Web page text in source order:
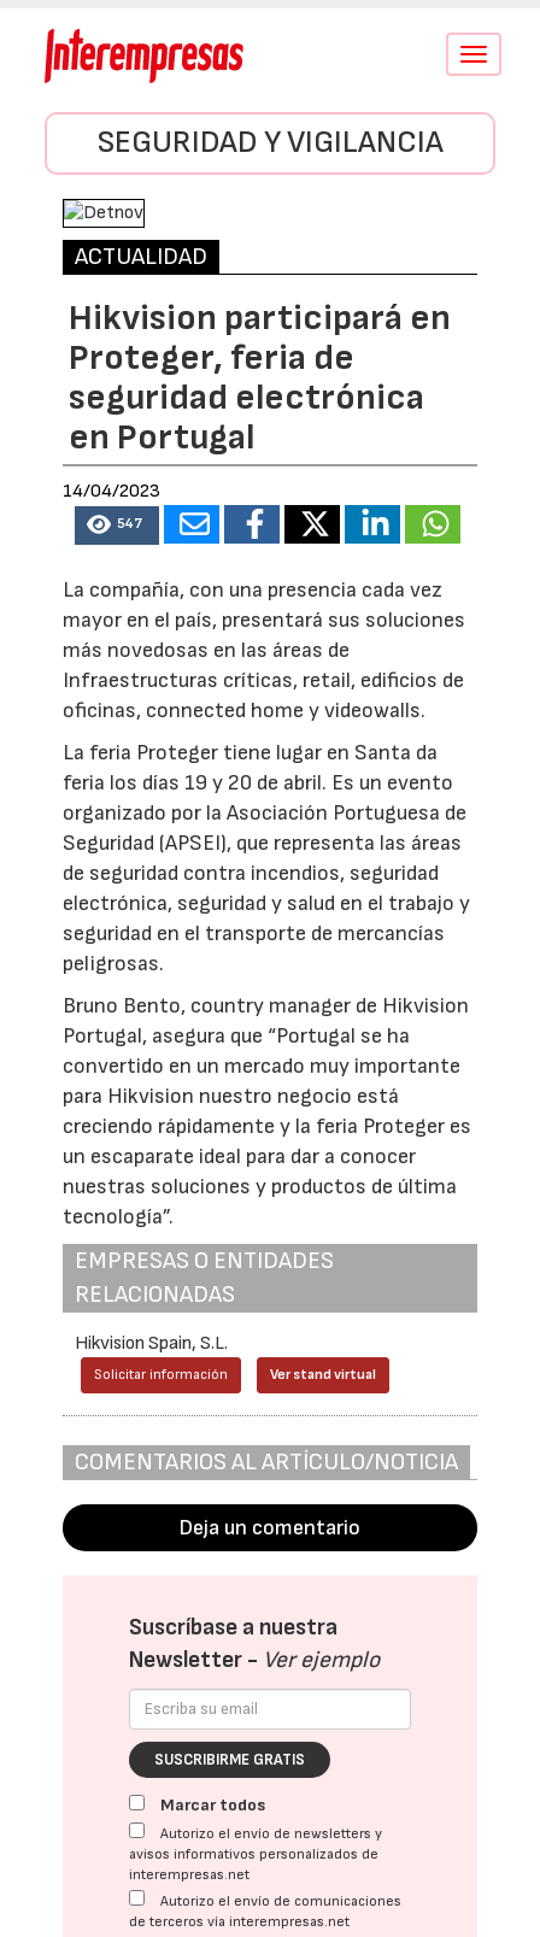
Conmutar
SEGURIDAD Y VIGILANCIA
ACTUALIDAD
Hikvision participará en
Proteger, feria de
seguridad electrónica
en Portugal
14/04/2023
547
La compañía, con una presencia cada vez
mayor en el país, presentará sus soluciones
más novedosas en las áreas de
Infraestructuras críticas, retail, edificios de
oficinas, connected home y videowalls.
La feria Proteger tiene lugar en Santa da
feria los días 19 y 20 de abril. Es un evento
organizado por la Asociación Portuguesa de
Seguridad (APSEI), que representa las áreas
de seguridad contra incendios, seguridad
electrónica, seguridad y salud en el trabajo y
seguridad en el transporte de mercancías
peligrosas.
Bruno Bento, country manager de Hikvision
Portugal, asegura que “Portugal se ha
convertido en un mercado muy importante
para Hikvision nuestro negocio está
creciendo rápidamente y la feria Proteger es
un escaparate ideal para dar a conocer
nuestras soluciones y productos de última
tecnología”.
EMPRESAS O ENTIDADES
RELACIONADAS
Hikvision Spain, S.L.
Solicitar información Ver stand virtual
COMENTARIOS AL ARTÍCULO/NOTICIA
Deja un comentario
Suscríbase a nuestra
Newsletter - Ver ejemplo
SUSCRIBIRME GRATIS
Marcar todos
Autorizo el envío de newsletters y
avisos informativos personalizados de
interempresas.net
Autorizo el envío de comunicaciones
de terceros vía interempresas.net